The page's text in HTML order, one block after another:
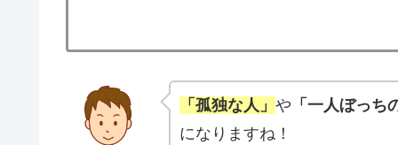
「孤独な人」 や 「一人ぼっち
になりますね！